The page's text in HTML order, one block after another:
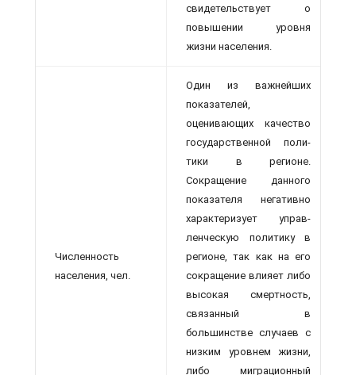
свидетельствует о
повышении уровня
жизни населения.
Численность
населения, чел.
Один из важнейших
показателей,
оценивающих качество
государственной поли­
тики в регионе.
Сокращение данного
показателя негативно
характеризует управ­
ленческую политику в
регионе, так как на его
сокращение влияет либо
высокая смертность,
связанный в
большинстве случаев с
низким уровнем жизни,
либо миграционный